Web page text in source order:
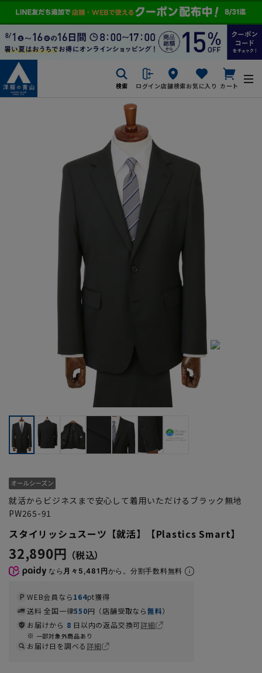
検索 ログイン店舗検索お気に入り カート
就活からビジネスまで安心して着用いただけるブラック無地
PW265-91
スタイリッシュスーツ【就活】【Plastics Smart】
32,890円
なら 月々5,481円から。分割手数料無料
WEB会員なら164pt獲得
送料 全国一律550円（店舗受取なら無料）
お届けから 8 日以内の返品交換可詳細
一部対象外商品あり
お届け日を調べる詳細